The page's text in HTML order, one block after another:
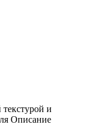
текстурой и
Описание